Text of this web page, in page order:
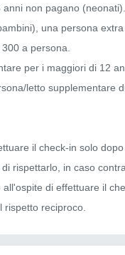
non pagano (neonati).
una persona
a persona.
per i maggiori di 12
letto supplementare
il check-in solo
rispettarlo, in caso
di effettuare il
rispetto reciproco.